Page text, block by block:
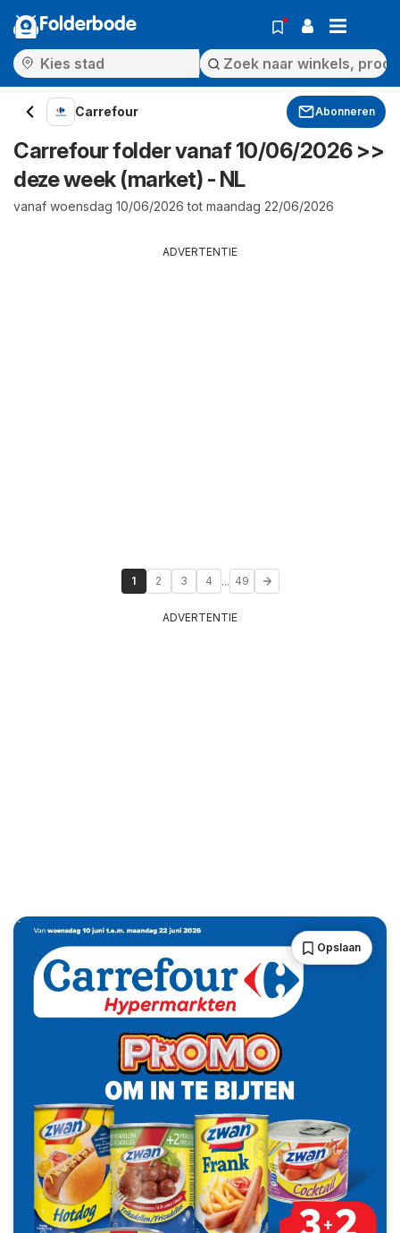
Folderbode
Carrefour Abonneren
Carrefour folder vanaf 10/06/2026 >>
deze week (market) - NL
vanaf woensdag 10/06/2026 tot maandag 22/06/2026
ADVERTENTIE
1 2 3 4 ... 49
ADVERTENTIE
Opslaan